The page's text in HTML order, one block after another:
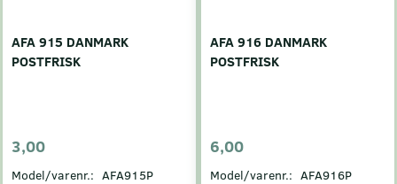
AFA 915 DANMARK
POSTFRISK
3,00
Model/varenr.: AFA915P
AFA 916 DANMARK
POSTFRISK
6,00
Model/varenr.: AFA916P